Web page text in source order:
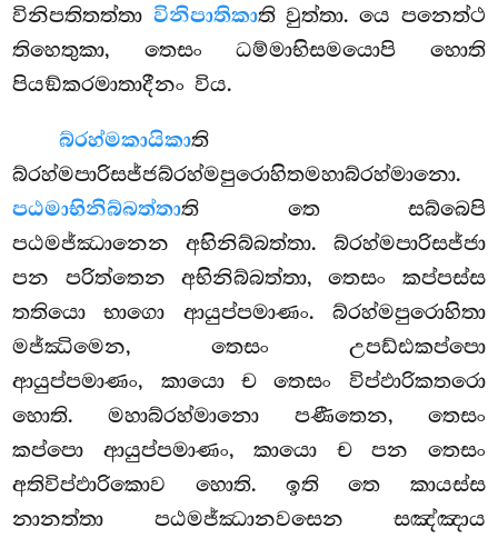
විනිපතිතත්තා විනිපාතිකාති වුත්තා. යෙ පනෙත්ථ
තිහෙතුකා, තෙසං ධම්මාභිසමයොපි හොති
පියඞ්කරමාතාදීනං විය.
බ්රහ්මකායිකාති
බ්රහ්මපාරිසජ්ජබ්රහ්මපුරොහිතමහාබ්රහ්මානො.
පඨමාභිනිබ්බත්තාති තෙ සබ්බෙපි
පඨමජ්ඣානෙන අභිනිබ්බත්තා. බ්රහ්මපාරිසජ්ජා
පන පරිත්තෙන අභිනිබ්බත්තා, තෙසං කප්පස්ස
තතියො භාගො ආයුප්පමාණං. බ්රහ්මපුරොහිතා
මජ්ඣිමෙන, තෙසං උපඩ්ඪකප්පො
ආයුප්පමාණං, කායො ච තෙසං විප්ඵාරිකතරො
හොති. මහාබ්රහ්මානො පණීතෙන, තෙසං
කප්පො ආයුප්පමාණං, කායො ච පන තෙසං
අතිවිප්ඵාරිකොව හොති. ඉති තෙ කායස්ස
නානත්තා පඨමජ්ඣානවසෙන සඤ්ඤාය